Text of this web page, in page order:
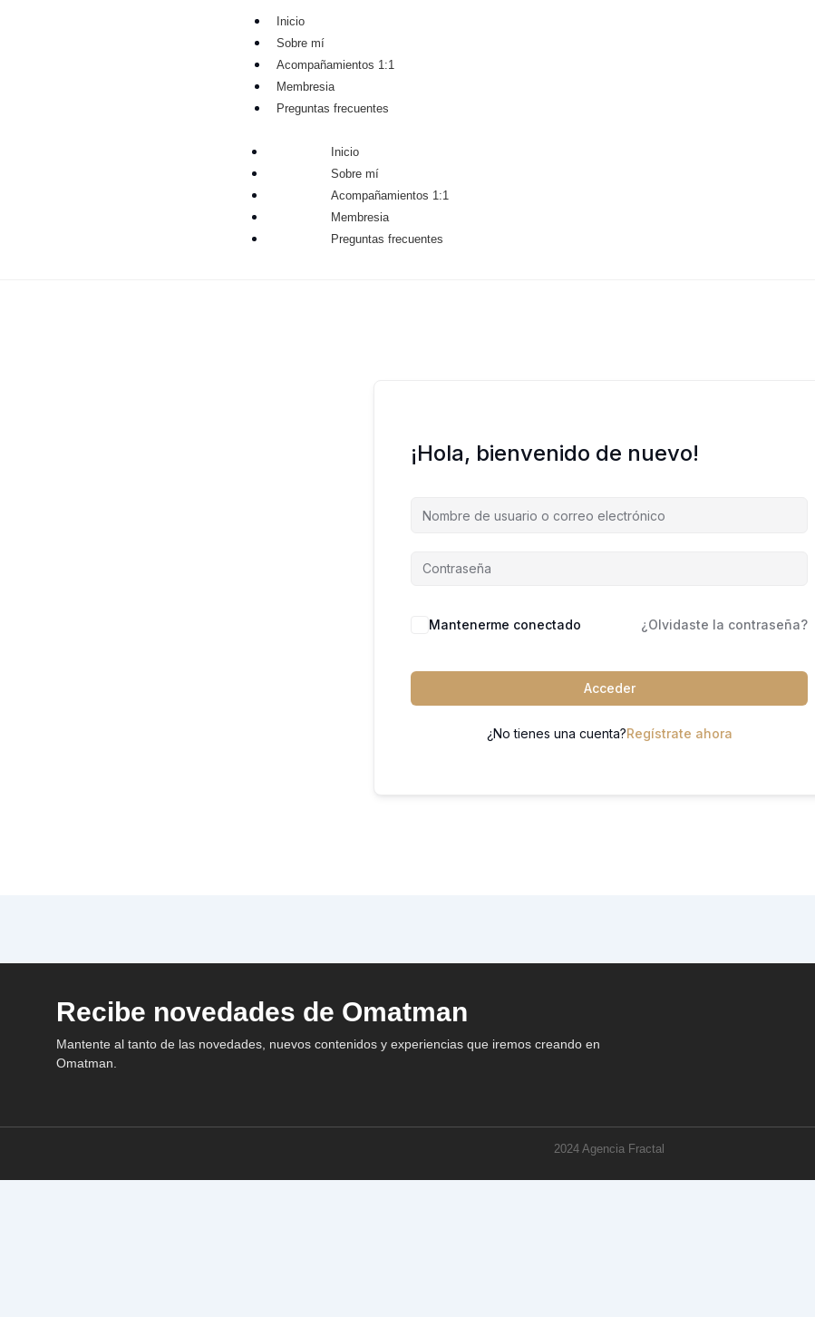
Inicio
Sobre mí
Acompañamientos 1:1
Membresia
Preguntas frecuentes
Inicio
Sobre mí
Acompañamientos 1:1
Membresia
Preguntas frecuentes
¡Hola, bienvenido de nuevo!
Mantenerme conectado ¿Olvidaste la contraseña?
Acceder
¿No tienes una cuenta?Regístrate ahora
Recibe novedades de Omatman
Mantente al tanto de las novedades, nuevos contenidos y experiencias que iremos creando en
Omatman.
2024 Agencia Fractal